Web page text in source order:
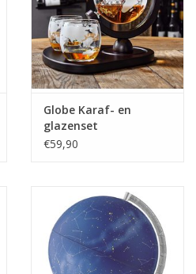
Globe Karaf- en
glazenset
€59,90